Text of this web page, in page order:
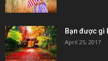
Bạn được gì
April 25, 2017